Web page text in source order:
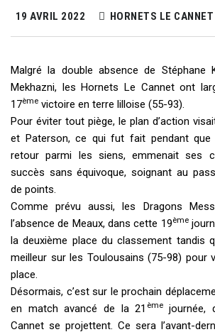
19 AVRIL 2022 HORNETS LE
Malgré la double absence de Stéphane
Mekhazni, les Hornets Le Cannet ont
17ème victoire en terre lilloise (55-93).
Pour éviter tout piège, le plan d’action
et Paterson, ce qui fut fait pendant que
retour parmi les siens, emmenait ses
succès sans équivoque, soignant au
de points.
Comme prévu aussi, les Dragons
l’absence de Meaux, dans cette 19ème
la deuxième place du classement tandis
meilleur sur les Toulousains (75-98) pour
place.
Désormais, c’est sur le prochain
en match avancé de la 21 èmejournée,
Cannet se projettent. Ce sera l’avant-